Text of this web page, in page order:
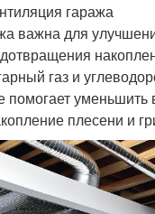
гаража
важна для
газ и
помогает уменьшить
плесени и